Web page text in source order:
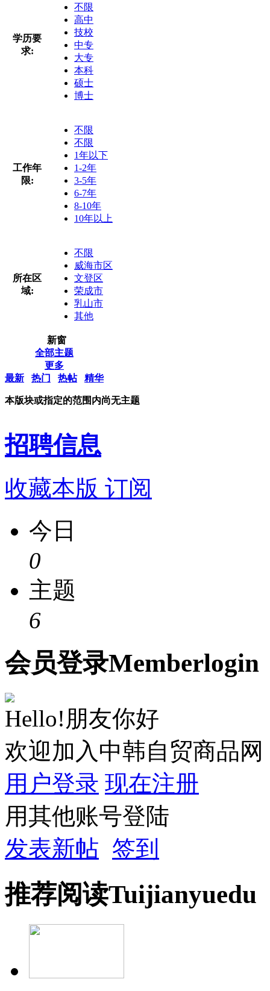
学历要
求:
不限
高中
技校
中专
大专
本科
硕士
博士
工作年
限:
不限
不限
1年以下
1-2年
3-5年
6-7年
8-10年
10年以上
所在区
域:
不限
威海市区
文登区
荣成市
乳山市
其他
新窗
全部主题
更多
最新
热门 热帖 精华
本版块或指定的范围内尚无主题
招聘信息
收藏本版 订阅
今日
0
主题
6
会员登录Memberlogin
Hello!朋友你好
欢迎加入中韩自贸商品网
用户登录 现在注册
用其他账号登陆
发表新帖 签到
推荐阅读Tuijianyuedu